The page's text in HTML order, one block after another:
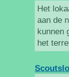
Het
aan de
kunnen
het